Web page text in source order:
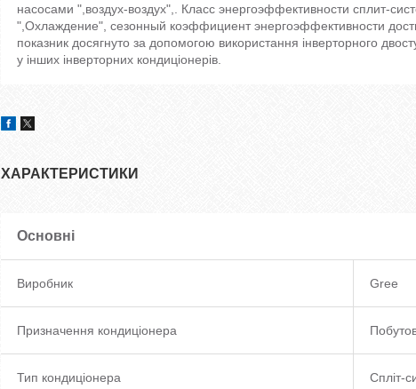
насосами ",воздух-воздух",. Класс энергоэффективности сплит-
",Охлаждение", сезонный коэффициент энергоэффективности
показник досягнуто за допомогою використання інверторного
у інших інверторних кондиціонерів.
ХАРАКТЕРИСТИКИ
Основні
Виробник Gree
Призначення кондиціонера
Тип кондиціонера Спліт-